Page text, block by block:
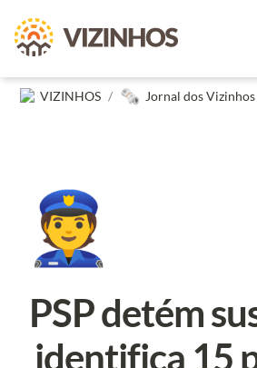
VIZINHOS / 🗞️ Jornal dos Vizinhos
👮
PSP detém
identifica 15